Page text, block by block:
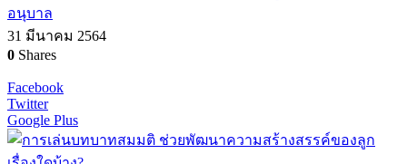
อนุบาล
31 มีนาคม 2564
0 Shares
Facebook
Twitter
Google Plus